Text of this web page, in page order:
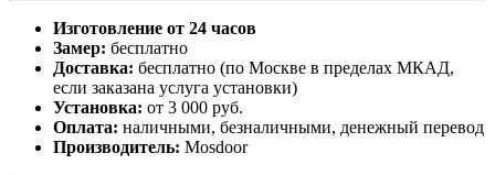
Изготовление от 24 часов
Замер: бесплатно
Доставка: бесплатно (по Москве в пределах МКАД,
если заказана услуга установки)
Установка: от 3 000 руб.
Оплата: наличными, безналичными, денежный перевод
Производитель: Mosdoor